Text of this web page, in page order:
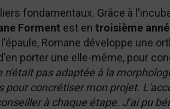
fondamentaux. Grâce à
Forment est en troisième
Romane développe une
porter une elle-même, pour
pas adaptée à la
pour concrétiser mon projet.
à chaque étape. J'ai pu